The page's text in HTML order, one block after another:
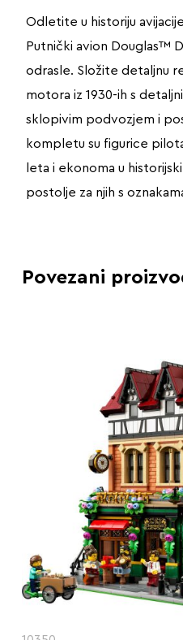
Odletite u historiju
Putnički avion Douglas™
odrasle. Složite detaljnu
motora iz 1930-ih s
sklopivim podvozjem i
kompletu su figurice
leta i ekonoma u
postolje za njih s
Povezani